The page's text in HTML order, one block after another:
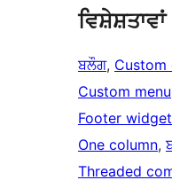
ਵਿਸ਼ੇਸ਼ਤਾਵਾਂ
ਬਲੌਗ, Custom
Custom menu
Footer
One column,
Threaded